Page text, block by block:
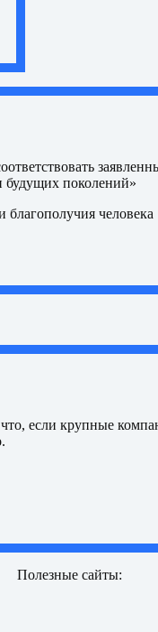
будущих поколений»
человека
если крупные
Полезные сайты: